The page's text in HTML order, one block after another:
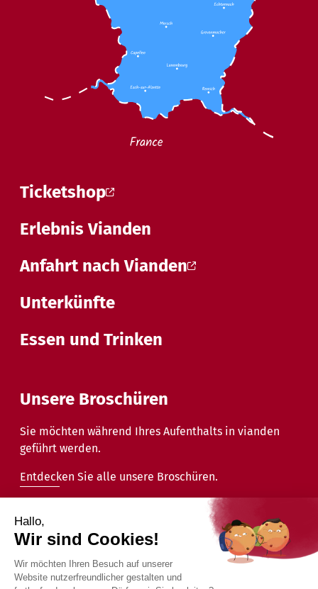
Ticketshop
Erlebnis Vianden
Anfahrt nach Vianden
Unterkünfte
Essen und Trinken
Unsere Broschüren
Sie möchten während Ihres Aufenthalts in vianden
geführt werden.
Entdecken Sie alle unsere Broschüren.
2026 - Gemeinde Vianden - Alle Rechte vorbehalten.